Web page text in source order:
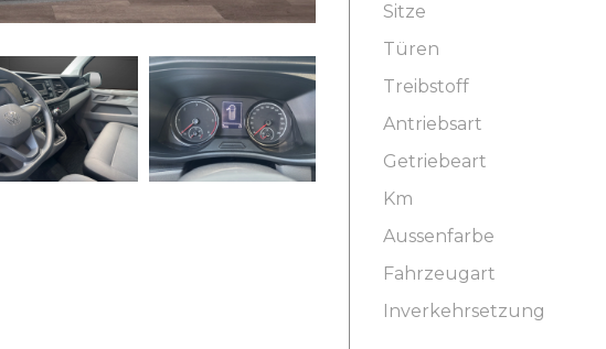
Sitze
Türen
Treibstoff
Antriebsart
Getriebeart
Km
Aussenfarbe
Fahrzeugart
Inverkehrsetzung